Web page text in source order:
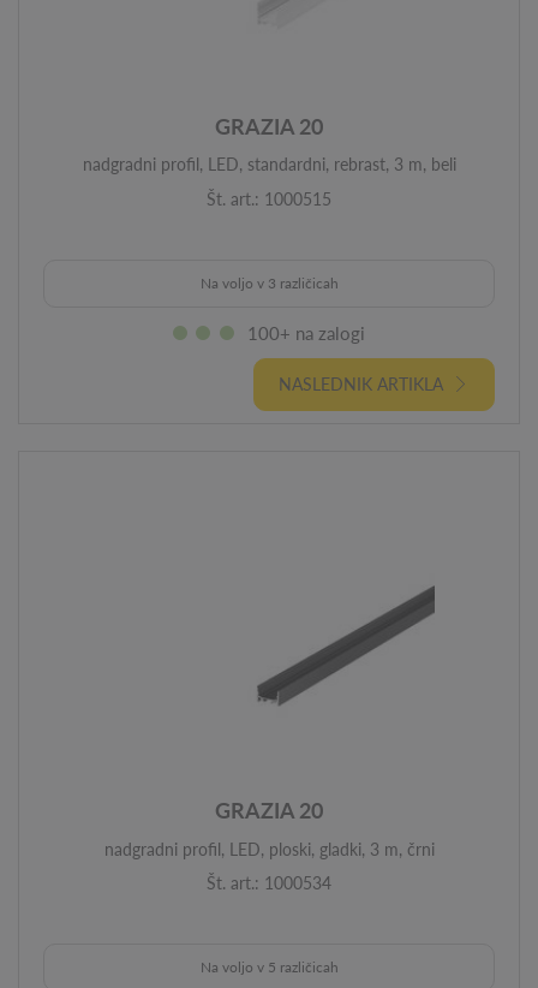
GRAZIA 20
nadgradni profil, LED, standardni, rebrast, 3 m, beli
Št. art.: 1000515
Na voljo v 3 različicah
100+ na zalogi
NASLEDNIK ARTIKLA
GRAZIA 20
nadgradni profil, LED, ploski, gladki, 3 m, črni
Št. art.: 1000534
Na voljo v 5 različicah